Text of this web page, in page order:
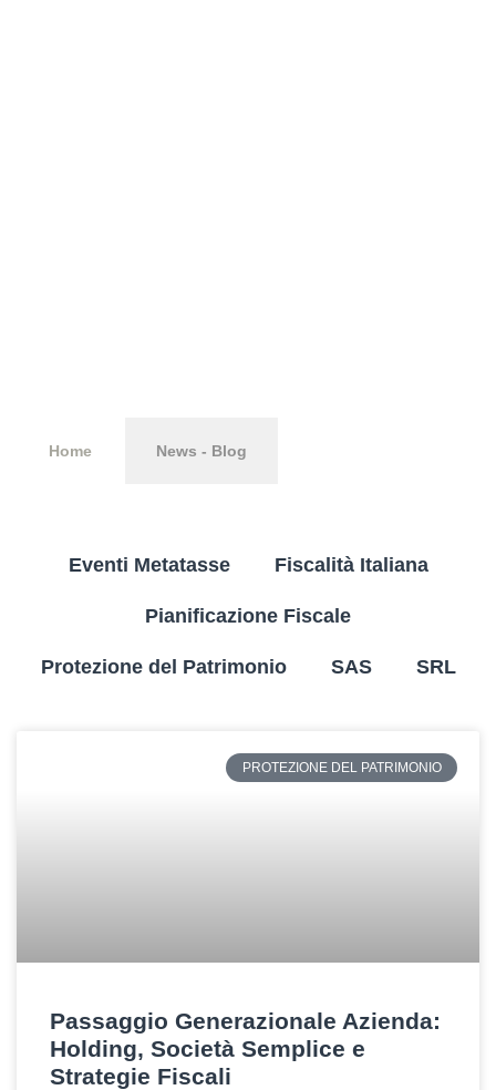
Home News - Blog
Eventi Metatasse Fiscalità Italiana
Pianificazione Fiscale
Protezione del Patrimonio SAS SRL
PROTEZIONE DEL PATRIMONIO
Passaggio Generazionale Azienda:
Holding, Società Semplice e
Strategie Fiscali